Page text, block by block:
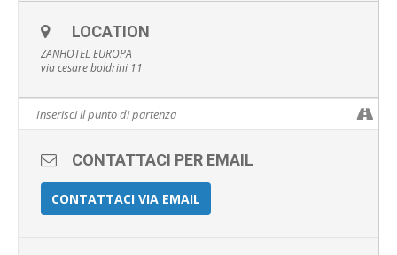
LOCATION
ZANHOTEL EUROPA
via cesare boldrini 11
CONTATTACI PER EMAIL
CONTATTACI VIA EMAIL